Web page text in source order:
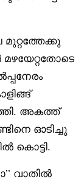
മുറ്റത്തേക്കു
അകത്ത്
ഓടിച്ചു
കൊട്ടി.
വാതിൽ